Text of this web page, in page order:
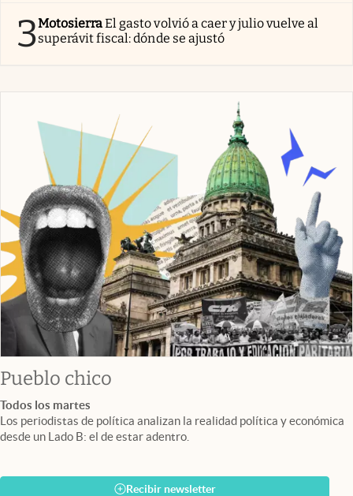
3MotosierraEl gasto volvió a caer y julio vuelve al
superávit fiscal: dónde se ajustó
Pueblo chico
Todos los martes
Los periodistas de política analizan la realidad política y económica
desde un Lado B: el de estar adentro.
Recibir newsletter